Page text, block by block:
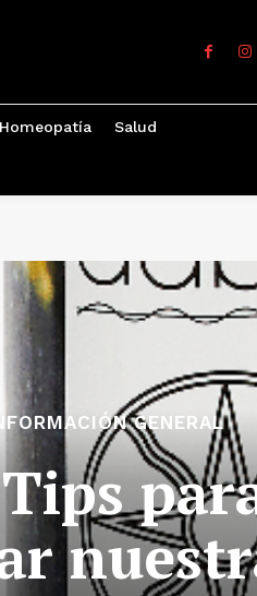
Homeopatía Salud
GENERAL